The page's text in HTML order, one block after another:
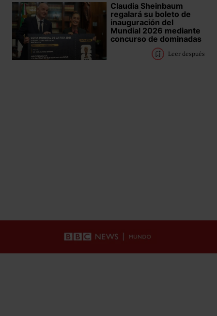
Claudia Sheinbaum
regalará su boleto de
inauguración del
Mundial 2026 mediante
concurso de dominadas
Leer después